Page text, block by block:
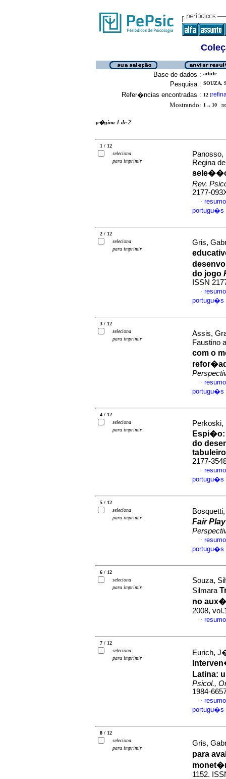
Base de dados : article
Pesquisa : SOUZA,
Refer�ncias encontradas : 12 [
Mostrando: 1 .. 10
p�gina 1 de 2
1 / 12
seleciona
para imprimir
Panosso,
Regina
Rev.
2177-
·
portugu�s
2 / 12
seleciona
para imprimir
Gris,
do jogo
ISSN
·
portugu�s
3 / 12
seleciona
para imprimir
Assis,
Faustino
com o
·
portugu�s
4 / 12
seleciona
para imprimir
Perkoski,
Espi�o
do
tabuleiro
2177-
·
portugu�s
5 / 12
seleciona
para imprimir
Fair Play
·
portugu�s
6 / 12
seleciona
para imprimir
Souza,
Silmara
no
2008,
·
7 / 12
seleciona
para imprimir
Eurich,
Latina:
Psicol.,
1984-
·
portugu�s
8 / 12
seleciona
para imprimir
Gris,
para
1152.